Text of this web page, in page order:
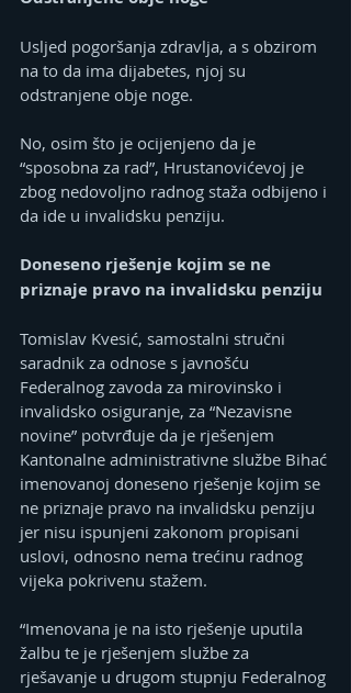
Usljed pogoršanja zdravlja, a s obzirom
na to da ima dijabetes, njoj su
odstranjene obje noge.
No, osim što je ocijenjeno da je
“sposobna za rad”, Hrustanovićevoj je
zbog nedovoljno radnog staža odbijeno i
da ide u invalidsku penziju.
Doneseno rješenje kojim se ne
priznaje pravo na invalidsku penziju
Tomislav Kvesić, samostalni stručni
saradnik za odnose s javnošću
Federalnog zavoda za mirovinsko i
invalidsko osiguranje, za “Nezavisne
novine” potvrđuje da je rješenjem
Kantonalne administrativne službe Bihać
imenovanoj doneseno rješenje kojim se
ne priznaje pravo na invalidsku penziju
jer nisu ispunjeni zakonom propisani
uslovi, odnosno nema trećinu radnog
vijeka pokrivenu stažem.
“Imenovana je na isto rješenje uputila
žalbu te je rješenjem službe za
rješavanje u drugom stupnju Federalnog